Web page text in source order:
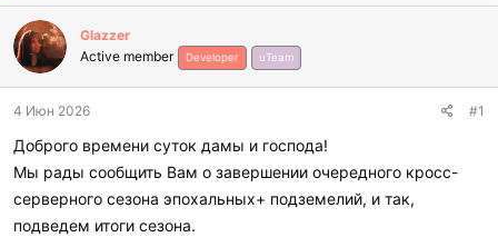
т
е
м
ы
а
ч
а
а
Glazzer
Active member
Developer uTeam
4 Июн 2026 #1
Доброго времени суток дамы и господа!
Мы рады сообщить Вам о завершении очередного кросс-
серверного сезона эпохальных+ подземелий, и так,
подведем итоги сезона.